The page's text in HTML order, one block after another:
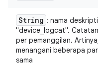
String : nama
"device_logcat".
per pemanggilan.
menangani beberapa
sama